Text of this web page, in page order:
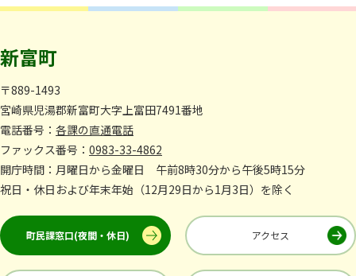
新富町
〒889-1493
宮崎県児湯郡新富町大字上富田7491番地
電話番号： 各課の直通電話
ファックス番号： 0983-33-4862
開庁時間：月曜日から金曜日 午前8時30分から午後5時15分
祝日・休日および年末年始（12月29日から1月3日）を除く
町民課窓口(夜間・休日) アクセス